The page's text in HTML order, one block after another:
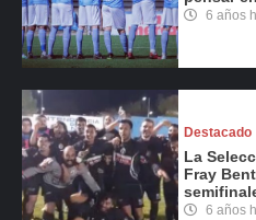
6 años
Destacado
La
Fray
6 años